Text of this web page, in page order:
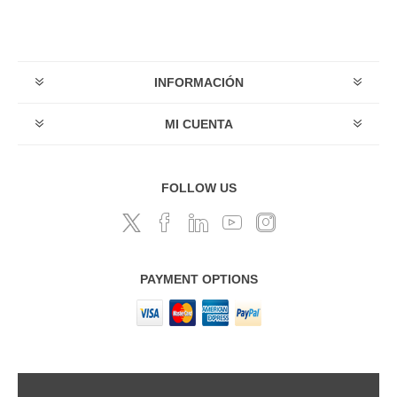
INFORMACIÓN
MI CUENTA
FOLLOW US
PAYMENT OPTIONS